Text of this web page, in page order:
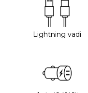
Lightning vadi